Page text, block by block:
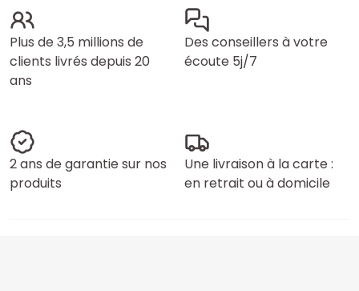
Plus de 3,5 millions de
clients livrés depuis 20
ans
Des conseillers à votre
écoute 5j/7
2 ans de garantie sur nos
produits
Une livraison à la carte :
en retrait ou à domicile